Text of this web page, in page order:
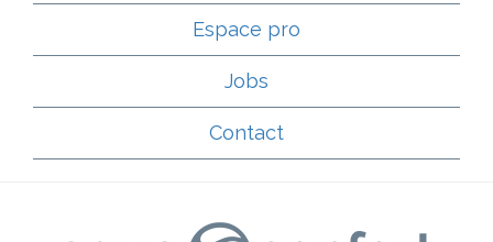
Espace pro
Jobs
Contact